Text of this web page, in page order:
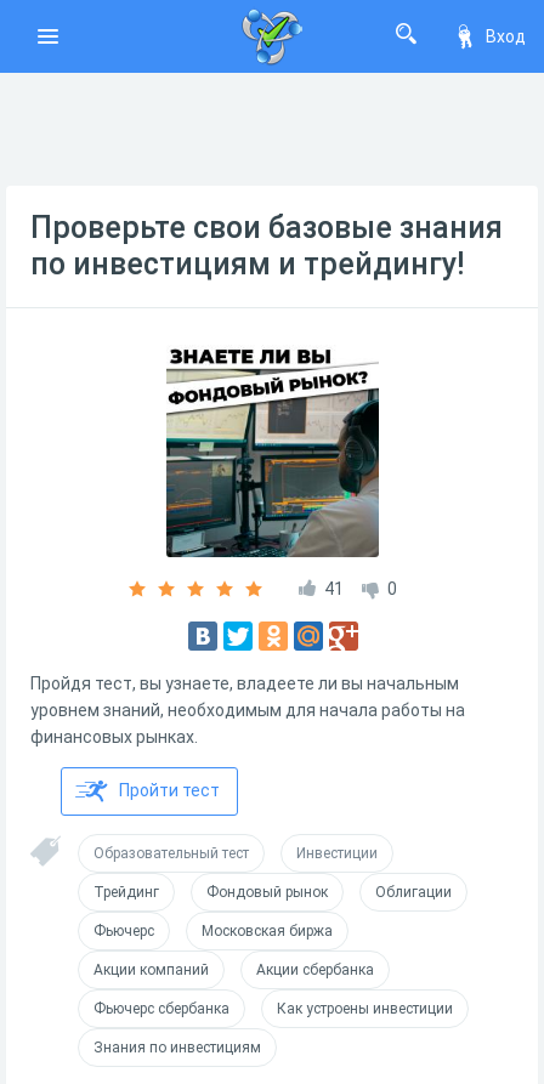
Вход
Проверьте свои базовые знания
по инвестициям и трейдингу!
41 0
Пройдя тест, вы узнаете, владеете ли вы начальным
уровнем знаний, необходимым для начала работы на
финансовых рынках.
Пройти тест
Образовательный тест Инвестиции
Трейдинг Фондовый рынок Облигации
Фьючерс Московская биржа
Акции компаний Акции сбербанка
Фьючерс сбербанка Как устроены инвестиции
Знания по инвестициям